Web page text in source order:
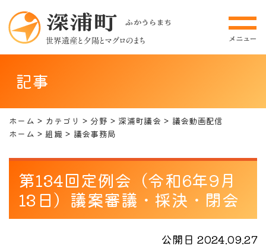
記事
ホーム カテゴリ 分野 深浦町議会
議会動画配信
ホーム
組織 議会事務局
第134回定例会（令和6年9月
13日）議案審議・採決・閉会
公開日 2024.09.27